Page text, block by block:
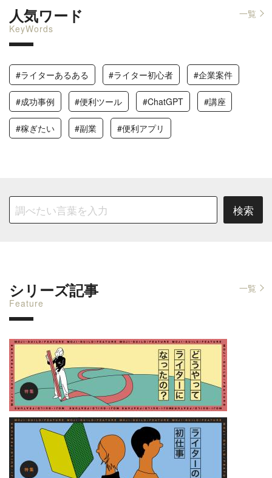
人気ワード
KeyWords
一覧
#ライターあるある #ライター初心者 #企業案件
#成功事例 #便利ツール #ChatGPT #講座
#稼ぎたい #副業 #便利アプリ
シリーズ記事
Feature
一覧